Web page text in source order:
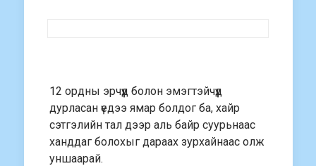
12 ордны эрчүүд болон эмэгтэйчүүд
дурласан үедээ ямар болдог ба, хайр
сэтгэлийн тал дээр аль байр суурьнаас
ханддаг болохыг дараах зурхайнаас олж
уншаарай.